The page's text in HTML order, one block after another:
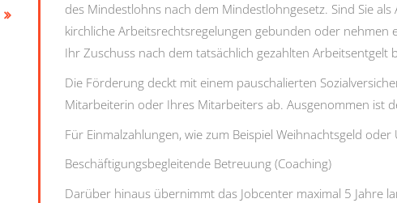
des Mindestlohns nach dem Mindestlohngesetz. Sind Sie als
kirchliche Arbeitsrechtsregelungen gebunden oder nehmen
Ihr Zuschuss nach dem tatsächlich gezahlten Arbeitsentgelt
Die Förderung deckt mit einem pauschalierten
Mitarbeiterin oder Ihres Mitarbeiters ab. Ausgenommen ist
Für Einmalzahlungen, wie zum Beispiel Weihnachtsgeld oder
Beschäftigungsbegleitende Betreuung (Coaching)
Darüber hinaus übernimmt das Jobcenter maximal 5 Jahre